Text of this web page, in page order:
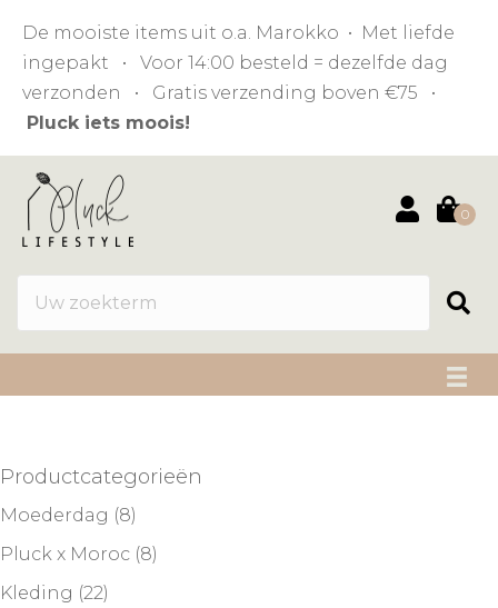
De mooiste items uit o.a. Marokko • Met liefde
ingepakt • Voor 14:00 besteld = dezelfde dag
verzonden • Gratis verzending boven €75 •
Pluck iets moois!
0
Productcategorieën
Moederdag (8)
Pluck x Moroc (8)
Kleding (22)